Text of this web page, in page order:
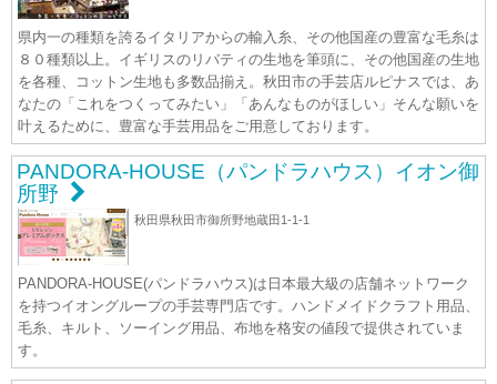
県内一の種類を誇るイタリアからの輸入糸、その他国産の豊富な毛糸は
８０種類以上。イギリスのリバティの生地を筆頭に、その他国産の生地
を各種、コットン生地も多数品揃え。秋田市の手芸店ルピナスでは、あ
なたの「これをつくってみたい」「あんなものがほしい」そんな願いを
叶えるために、豊富な手芸用品をご用意しております。
PANDORA-HOUSE（パンドラハウス）イオン御
所野
秋田県秋田市御所野地蔵田1-1-1
PANDORA-HOUSE(パンドラハウス)は日本最大級の店舗ネットワーク
を持つイオングループの手芸専門店です。ハンドメイドクラフト用品、
毛糸、キルト、ソーイング用品、布地を格安の値段で提供されていま
す。